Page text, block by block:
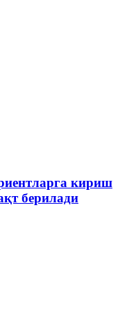
кириш
берилади